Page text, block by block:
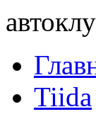
Tiida